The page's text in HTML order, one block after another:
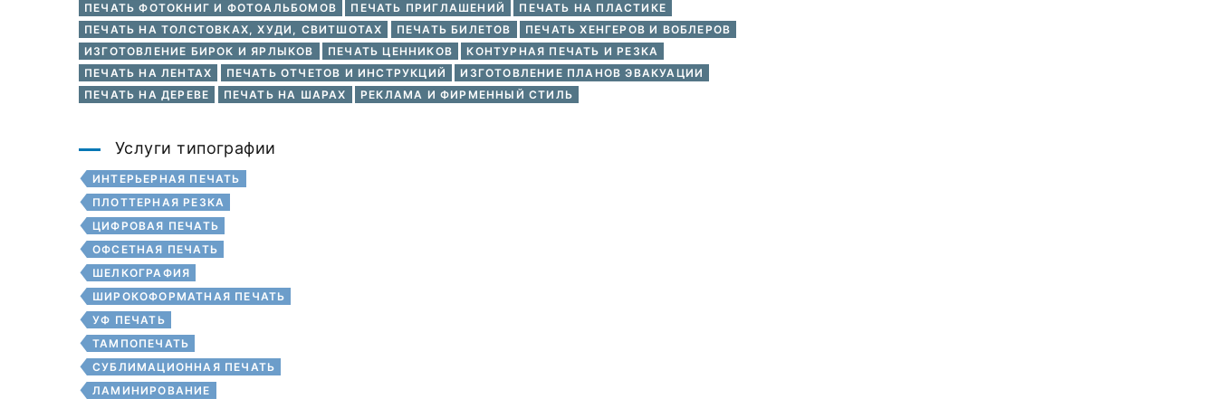
ПЕЧАТЬ ФОТОКНИГ И ФОТОАЛЬБОМОВ
ПЕЧАТЬ ПРИГЛАШЕНИЙ
ПЕЧАТЬ НА ПЛАСТИКЕ
ПЕЧАТЬ НА ТОЛСТОВКАХ, ХУДИ, СВИТШОТАХ
ПЕЧАТЬ БИЛЕТОВ
ПЕЧАТЬ ХЕНГЕРОВ И ВОБЛЕРОВ
ИЗГОТОВЛЕНИЕ БИРОК И ЯРЛЫКОВ
ПЕЧАТЬ ЦЕННИКОВ
КОНТУРНАЯ ПЕЧАТЬ И РЕЗКА
ПЕЧАТЬ НА ЛЕНТАХ
ПЕЧАТЬ ОТЧЕТОВ И ИНСТРУКЦИЙ
ИЗГОТОВЛЕНИЕ ПЛАНОВ ЭВАКУАЦИИ
ПЕЧАТЬ НА ДЕРЕВЕ
ПЕЧАТЬ НА ШАРАХ РЕКЛАМА И ФИРМЕННЫЙ СТИЛЬ
Услуги типографии
ИНТЕРЬЕРНАЯ ПЕЧАТЬ
ПЛОТТЕРНАЯ РЕЗКА
ЦИФРОВАЯ ПЕЧАТЬ
ОФСЕТНАЯ ПЕЧАТЬ
ШЕЛКОГРАФИЯ
ШИРОКОФОРМАТНАЯ ПЕЧАТЬ
УФ ПЕЧАТЬ
ТАМПОПЕЧАТЬ
СУБЛИМАЦИОННАЯ ПЕЧАТЬ
ЛАМИНИРОВАНИЕ